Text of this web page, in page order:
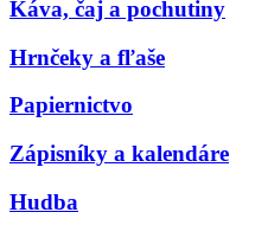
Káva, čaj a pochutiny
Hrnčeky a fľaše
Papiernictvo
Zápisníky a kalendáre
Hudba